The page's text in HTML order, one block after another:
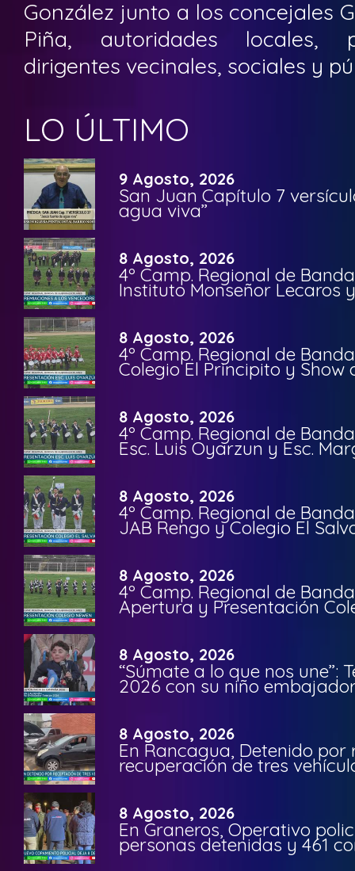
González junto a los concejales
Piña, autoridades locales,
dirigentes vecinales, sociales y
LO ÚLTIMO
9 Agosto, 2026
San Juan Capítulo 7
agua viva”
8 Agosto, 2026
4º Camp. Regional de
Instituto Monseñor Lecaros
8 Agosto, 2026
4º Camp. Regional de
Colegio El Principito y Show
8 Agosto, 2026
4º Camp. Regional de
Esc. Luis Oyarzun y Esc.
8 Agosto, 2026
4º Camp. Regional de
JAB Rengo y Colegio El
8 Agosto, 2026
4º Camp. Regional de
Apertura y Presentación
8 Agosto, 2026
“Súmate a lo que nos une”:
2026 con su niño
8 Agosto, 2026
En Rancagua, Detenido por
recuperación de tres
8 Agosto, 2026
En Graneros, Operativo
personas detenidas y 461